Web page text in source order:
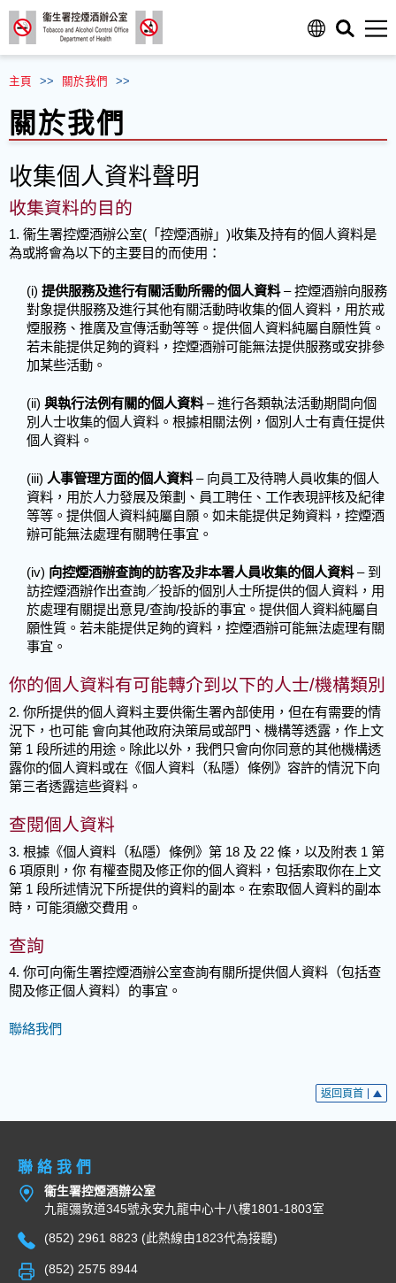
主頁 >> 關於我們 >>
關於我們
收集個人資料聲明
收集資料的目的
1. 衞生署控煙酒辦公室(「控煙酒辦」)收集及持有的個人資料是
為或將會為以下的主要目的而使用：
(i) 提供服務及進行有關活動所需的個人資料– 控煙酒辦向服務
對象提供服務及進行其他有關活動時收集的個人資料，用於戒
煙服務、推廣及宣傳活動等等。提供個人資料純屬自願性質。
若未能提供足夠的資料，控煙酒辦可能無法提供服務或安排參
加某些活動。
(ii) 與執行法例有關的個人資料– 進行各類執法活動期間向個
別人士收集的個人資料。根據相關法例，個別人士有責任提供
個人資料。
(iii) 人事管理方面的個人資料– 向員工及待聘人員收集的個人
資料，用於人力發展及策劃、員工聘任、工作表現評核及紀律
等等。提供個人資料純屬自願。如未能提供足夠資料，控煙酒
辦可能無法處理有關聘任事宜。
(iv) 向控煙酒辦查詢的訪客及非本署人員收集的個人資料– 到
訪控煙酒辦作出查詢／投訴的個別人士所提供的個人資料，用
於處理有關提出意見/查詢/投訴的事宜。提供個人資料純屬自
願性質。若未能提供足夠的資料，控煙酒辦可能無法處理有關
事宜。
你的個人資料有可能轉介到以下的人士/機構類別
2. 你所提供的個人資料主要供衞生署內部使用，但在有需要的情
況下，也可能 會向其他政府決策局或部門、機構等透露，作上文
第 1 段所述的用途。除此以外，我們只會向你同意的其他機構透
露你的個人資料或在《個人資料（私隱）條例》容許的情況下向
第三者透露這些資料。
查閱個人資料
3. 根據《個人資料（私隱）條例》第 18 及 22 條，以及附表 1 第
6 項原則，你 有權查閱及修正你的個人資料，包括索取你在上文
第 1 段所述情況下所提供的資料的副本。在索取個人資料的副本
時，可能須繳交費用。
查詢
4. 你可向衞生署控煙酒辦公室查詢有關所提供個人資料（包括查
閱及修正個人資料）的事宜。
聯絡我們
返回頁首
聯絡我們
衞生署控煙酒辦公室
九龍彌敦道345號永安九龍中心十八樓1801-1803室
(852) 2961 8823 (此熱線由1823代為接聽)
(852) 2575 8944